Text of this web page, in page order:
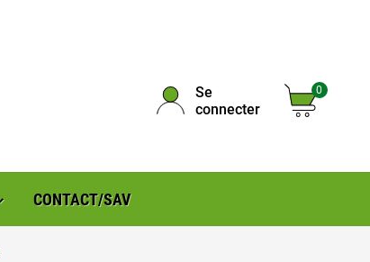
Se
connecter
0
CONTACT/SAV